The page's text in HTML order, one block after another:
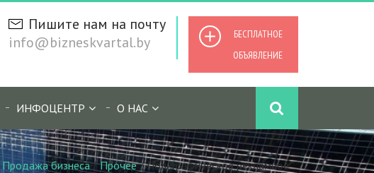
БЕСПЛАТНОЕ
ОБЪЯВЛЕНИЕ
Пишите нам на почту
info@bizneskvartal.by
ИНФОЦЕНТР О НАС
Продажа бизнеса/Прочее/Полиграфическое рекламное